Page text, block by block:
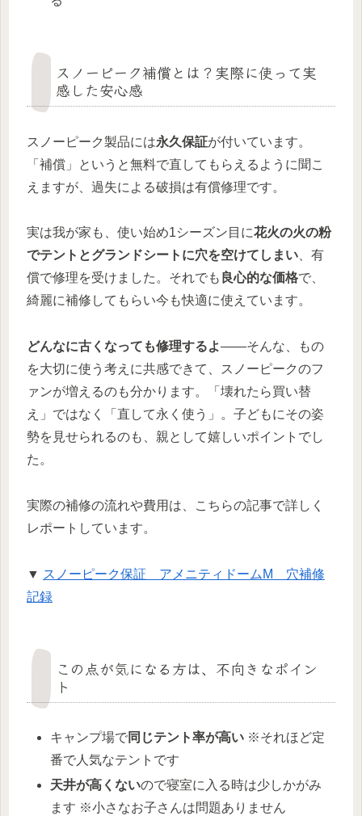
スノーピーク補償とは？実際に使って実
感した安心感
スノーピーク製品には永久保証が付いています。
「補償」というと無料で直してもらえるように聞こ
えますが、過失による破損は有償修理です。
実は我が家も、使い始め1シーズン目に花火の火の粉
でテントとグランドシートに穴を空けてしまい 、有
償で修理を受けました。それでも 良心的な価格で、
綺麗に補修してもらい今も快適に使えています。
どんなに古くなっても修理するよ——そんな、もの
を大切に使う考えに共感できて、スノーピークのフ
ァンが増えるのも分かります。「壊れたら買い替
え」ではなく「直して永く使う」。子どもにその姿
勢を見せられるのも、親として嬉しいポイントでし
た。
実際の補修の流れや費用は、こちらの記事で詳しく
レポートしています。
▼ スノーピーク保証 アメニティドームM 穴補修
記録
この点が気になる方は、不向きなポイン
ト
キャンプ場で同じテント率が高い ※それほど定
番で人気なテントです
天井が高くないので寝室に入る時は少しかがみ
ます ※小さなお子さんは問題ありません